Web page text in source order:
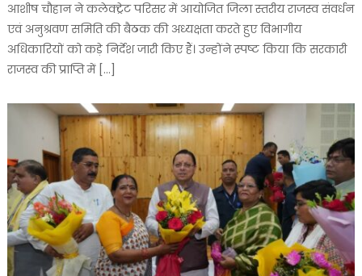
आशीष चौहान ने कलेक्ट्रेट परिसर में आयोजित जिला स्तरीय राजस्व संवर्धन
एवं अनुश्रवण समिति की बैठक की अध्यक्षता करते हुए विभागीय
अधिकारियों को कड़े निर्देश जारी किए हैं। उन्होंने स्पष्ट किया कि सरकारी
राजस्व की प्राप्ति में […]